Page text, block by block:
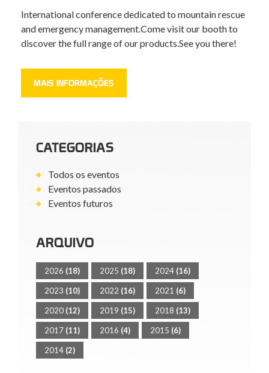
CATEGORIAS
Todos os eventos
Eventos passados
Eventos futuros
ARQUIVO
2026 (18) 2025 (18) 2024 (16)
2023 (10) 2022 (16) 2021 (6)
2020 (12) 2019 (15) 2018 (13)
2017 (11) 2016 (4) 2015 (6)
2014 (2)
International conference dedicated to mountain rescue
and emergency management.Come visit our booth to
discover the full range of our products.See you there!
MAIS INFORMAÇÕES